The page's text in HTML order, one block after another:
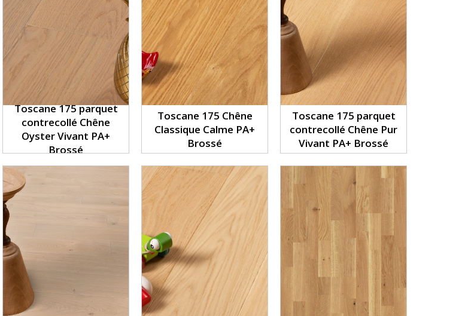
Toscane 175 parquet
contrecollé Chêne
Oyster Vivant PA+
Brossé
Toscane 175 Chêne
Classique Calme PA+
Brossé
Toscane 175 parquet
contrecollé Chêne Pur
Vivant PA+ Brossé